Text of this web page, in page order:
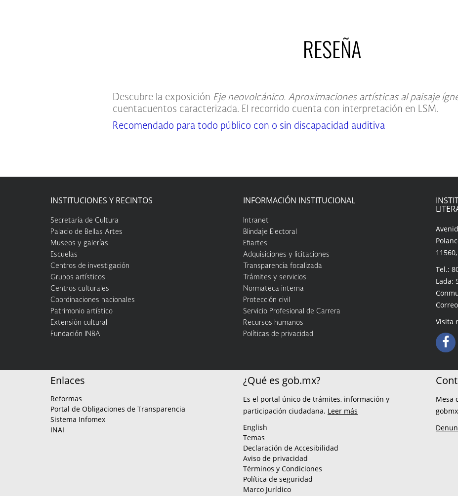
RESEÑA
Descubre la exposición Eje neovolcánico. Aproximaciones artísticas al paisaje
cuentacuentos caracterizada. El recorrido cuenta con interpretación en LSM.
Recomendado para todo público con o sin discapacidad auditiva
INSTITUCIONES Y RECINTOS
Secretaría de Cultura
Palacio de Bellas Artes
Museos y galerías
Escuelas
Centros de investigación
Grupos artísticos
Centros culturales
Coordinaciones nacionales
Patrimonio artístico
Extensión cultural
Fundación INBA
INFORMACIÓN INSTITUCIONAL
Intranet
Blindaje Electoral
Efiartes
Adquisiciones y licitaciones
Transparencia focalizada
Trámites y servicios
Normateca interna
Protección civil
Servicio Profesional de Carrera
Recursos humanos
Políticas de privacidad
Tel.:
Lada:
Visita
Enlaces
Reformas
Portal de Obligaciones de Transparencia
Sistema Infomex
INAI
¿Qué es gob.mx?
Es el portal único de trámites, información y
participación ciudadana. Leer más
English
Temas
Declaración de Accesibilidad
Aviso de privacidad
Términos y Condiciones
Política de seguridad
Marco Jurídico
Mesa